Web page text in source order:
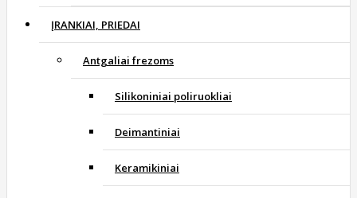
ĮRANKIAI, PRIEDAI
Antgaliai frezoms
Silikoniniai poliruokliai
Deimantiniai
Keramikiniai